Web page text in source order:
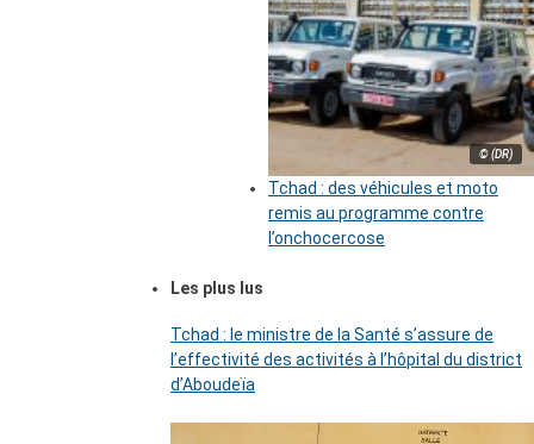
© (DR)
Tchad : des véhicules et moto
remis au programme contre
l’onchocercose
Les plus lus
Tchad : le ministre de la Santé s’assure de
l’effectivité des activités à l’hôpital du district
d’Aboudeïa